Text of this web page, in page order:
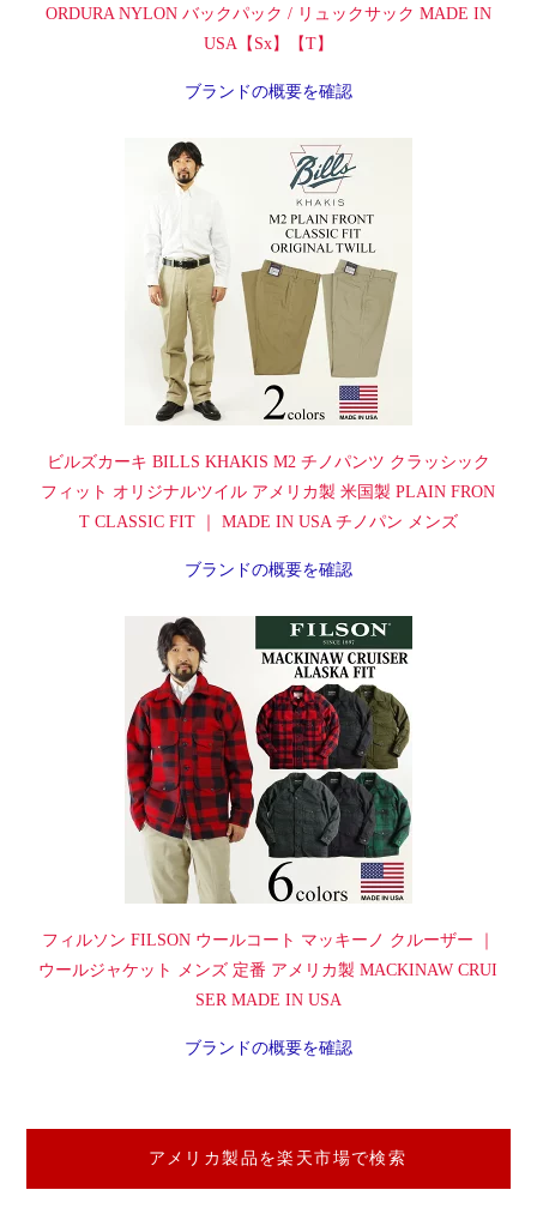
ORDURA NYLON バックパック / リュックサック MADE IN
USA【Sx】【T】
ブランドの概要を確認
ビルズカーキ BILLS KHAKIS M2 チノパンツ クラッシック
フィット オリジナルツイル アメリカ製 米国製 PLAIN FRON
T CLASSIC FIT ｜ MADE IN USA チノパン メンズ
ブランドの概要を確認
フィルソン FILSON ウールコート マッキーノ クルーザー ｜
ウールジャケット メンズ 定番 アメリカ製 MACKINAW CRUI
SER MADE IN USA
ブランドの概要を確認
アメリカ製品を楽天市場で検索